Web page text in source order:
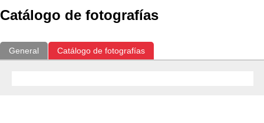
Catálogo de fotografías
General Catálogo de fotografías